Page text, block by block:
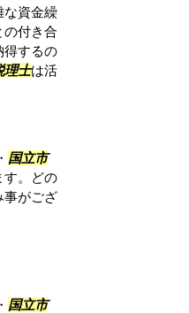
な資金繰
の付き合
得するの
理士は活
国立市
す。どの
事がござ
国立市